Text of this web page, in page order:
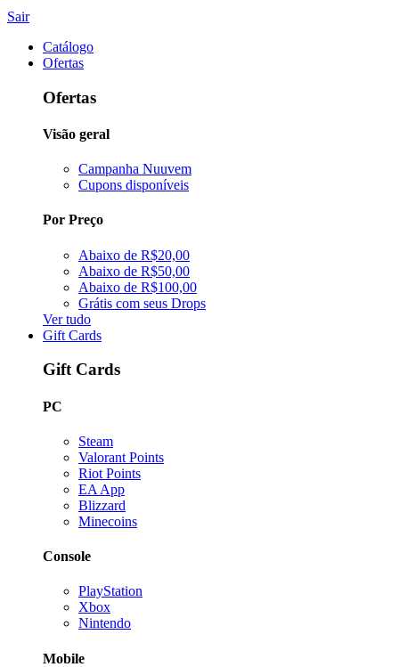
Sair
Catálogo
Ofertas
Ofertas
Visão geral
Campanha Nuuvem
Cupons disponíveis
Por Preço
Abaixo de R$20,00
Abaixo de R$50,00
Abaixo de R$100,00
Grátis com seus Drops
Ver tudo
Gift Cards
Gift Cards
PC
Steam
Valorant Points
Riot Points
EA App
Blizzard
Minecoins
Console
PlayStation
Xbox
Nintendo
Mobile